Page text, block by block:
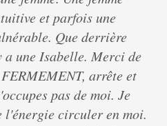
et parfois une
Que derrière
a une Isabelle. Merci de
arrête et
pas de moi. Je
l'énergie circuler en moi.